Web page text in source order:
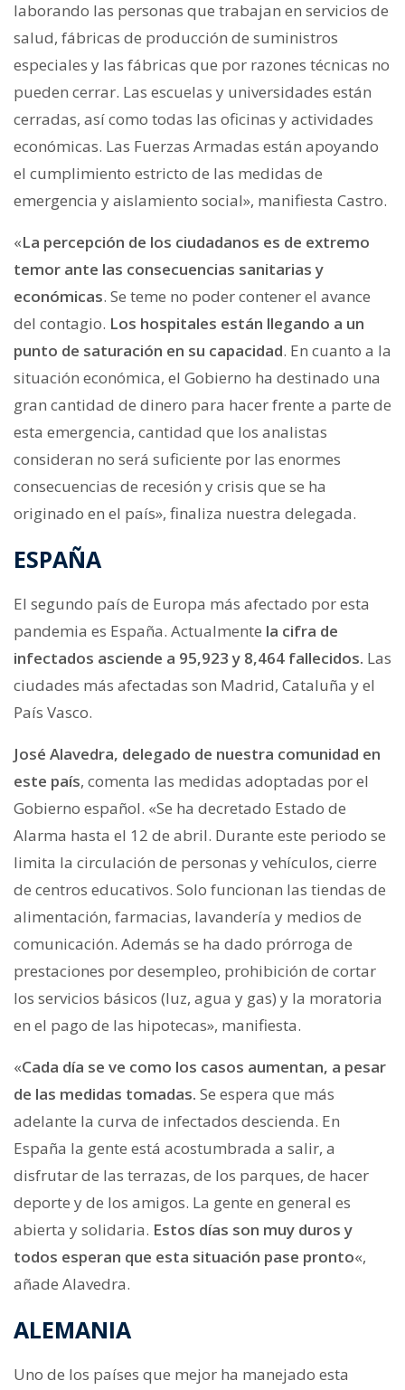
laborando las personas que trabajan en servicios de
salud, fábricas de producción de suministros
especiales y las fábricas que por razones técnicas no
pueden cerrar. Las escuelas y universidades están
cerradas, así como todas las oficinas y actividades
económicas. Las Fuerzas Armadas están apoyando
el cumplimiento estricto de las medidas de
emergencia y aislamiento social», manifiesta Castro.
«La percepción de los ciudadanos es de extremo
temor ante las consecuencias sanitarias y
económicas. Se teme no poder contener el avance
del contagio. Los hospitales están llegando a un
punto de saturación en su capacidad. En cuanto a la
situación económica, el Gobierno ha destinado una
gran cantidad de dinero para hacer frente a parte de
esta emergencia, cantidad que los analistas
consideran no será suficiente por las enormes
consecuencias de recesión y crisis que se ha
originado en el país», finaliza nuestra delegada.
ESPAÑA
El segundo país de Europa más afectado por esta
pandemia es España. Actualmente la cifra de
infectados asciende a 95,923 y 8,464 fallecidos. Las
ciudades más afectadas son Madrid, Cataluña y el
País Vasco.
José Alavedra, delegado de nuestra comunidad en
este país, comenta las medidas adoptadas por el
Gobierno español. «Se ha decretado Estado de
Alarma hasta el 12 de abril. Durante este periodo se
limita la circulación de personas y vehículos, cierre
de centros educativos. Solo funcionan las tiendas de
alimentación, farmacias, lavandería y medios de
comunicación. Además se ha dado prórroga de
prestaciones por desempleo, prohibición de cortar
los servicios básicos (luz, agua y gas) y la moratoria
en el pago de las hipotecas», manifiesta.
«Cada día se ve como los casos aumentan, a pesar
de las medidas tomadas. Se espera que más
adelante la curva de infectados descienda. En
España la gente está acostumbrada a salir, a
disfrutar de las terrazas, de los parques, de hacer
deporte y de los amigos. La gente en general es
abierta y solidaria. Estos días son muy duros y
todos esperan que esta situación pase pronto«,
añade Alavedra.
ALEMANIA
Uno de los países que mejor ha manejado esta